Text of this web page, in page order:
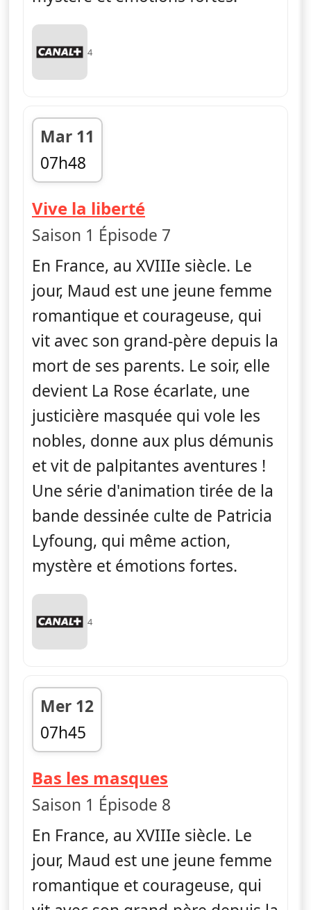
4
Mar 11
07h48
fin 08h12
Vive la liberté— La rose écarlate
Saison 1 Épisode 7
En France, au XVIIIe siècle. Le
jour, Maud est une jeune femme
romantique et courageuse, qui
vit avec son grand-père depuis la
mort de ses parents. Le soir, elle
devient La Rose écarlate, une
justicière masquée qui vole les
nobles, donne aux plus démunis
et vit de palpitantes aventures !
Une série d'animation tirée de la
bande dessinée culte de Patricia
Lyfoung, qui même action,
mystère et émotions fortes.
4
Mer 12
07h45
fin 08h08
Bas les masques
Saison 1 Épisode 8
En France, au XVIIIe siècle. Le
jour, Maud est une jeune femme
romantique et courageuse, qui